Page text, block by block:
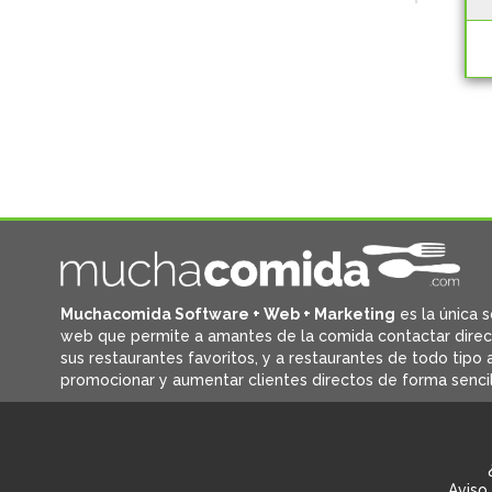
Muchacomida Software + Web + Marketing es la única
web que permite a amantes de la comida contactar
sus restaurantes favoritos, ya restaurantes de todo tipo
promocionar y aumentar clientes directos de forma